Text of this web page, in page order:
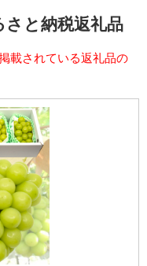
と納税返礼品
載されている返礼品の